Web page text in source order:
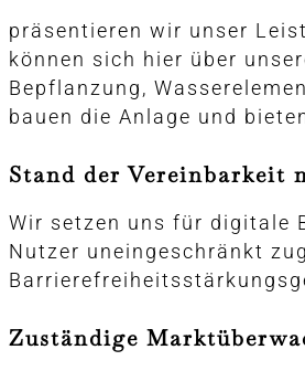
präsentieren wir unser
können sich hier über
Bepflanzung,
bauen die Anlage und
Stand der Vereinbarkeit
Wir setzen uns für digitale
Nutzer uneingeschränkt
Zuständige